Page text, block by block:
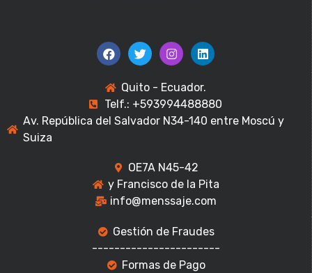
Quito - Ecuador.
Telf.: +593994488880
Av. República del Salvador N34-140 entre Moscú y
Suiza
OE7A N45-42
y Francisco de la Pita
info@menssaje.com
Gestión de Fraudes
-----------------------
Formas de Pago